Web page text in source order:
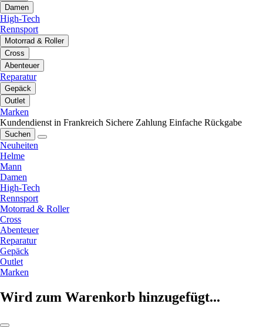
Damen
High-Tech
Rennsport
Motorrad & Roller
Cross
Abenteuer
Reparatur
Gepäck
Outlet
Marken
Kundendienst in Frankreich Sichere Zahlung Einfache Rückgabe
Suchen
Neuheiten
Helme
Mann
Damen
High-Tech
Rennsport
Motorrad & Roller
Cross
Abenteuer
Reparatur
Gepäck
Outlet
Marken
Wird zum Warenkorb hinzugefügt...